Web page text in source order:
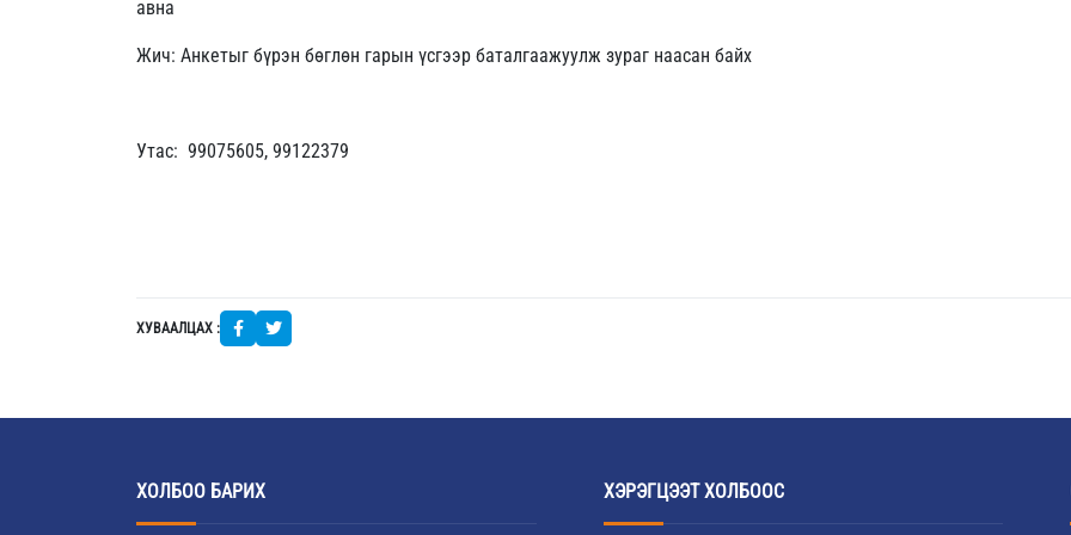
авна
Жич: Анкетыг бүрэн бөглөн гарын үсгээр баталгаажуулж зураг наасан байх
Утас: 99075605, 99122379
ХУВААЛЦАХ :
ХОЛБОО БАРИХ ХЭРЭГЦЭЭТ ХОЛБООС